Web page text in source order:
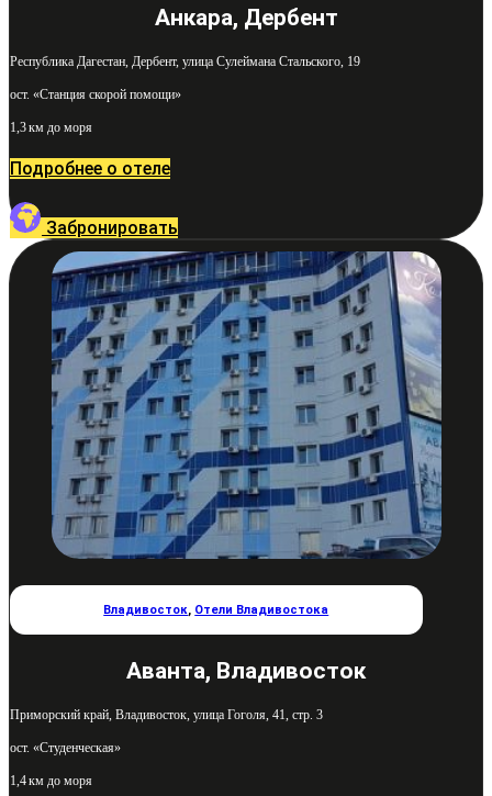
Анкара, Дербент
Республика Дагестан, Дербент, улица Сулеймана Стальского, 19
ост. «Станция скорой помощи»
1,3 км до моря
Подробнее о отеле
Забронировать
Владивосток, Отели Владивостока
Аванта, Владивосток
Приморский край, Владивосток, улица Гоголя, 41, стр. 3
ост. «Студенческая»
1,4 км до моря